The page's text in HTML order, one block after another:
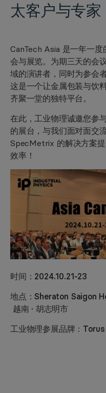
太客户与专家
CanTech Asia 是一年一
会与展览。为期三天的会
域的演讲者，同时为参会
这是一个让金属包装与饮
齐聚一堂的独特平台。
在此，工业物理诚邀您参
的展台，与我们面对面交
SpecMetrix 的解决方案
效率！
时间：2024.10.21-23
地点：Sheraton Saigon
越南 · 胡志明市
工业物理参展品牌：